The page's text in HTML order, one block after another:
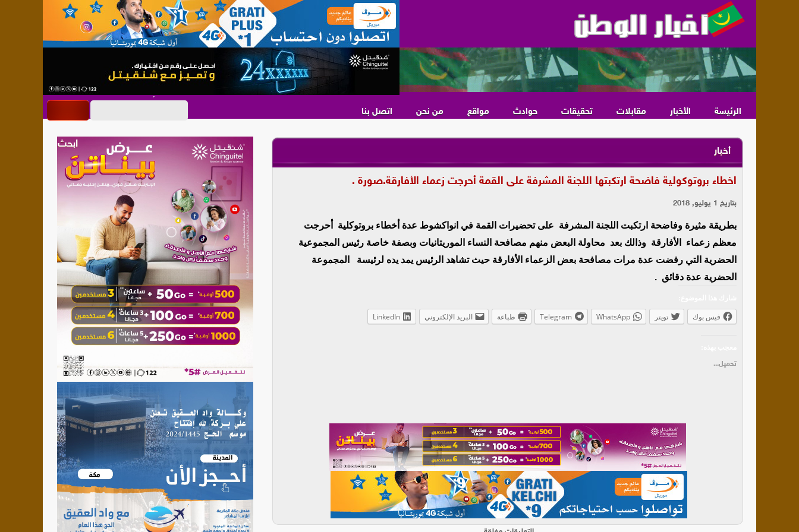
الرئيسة الأخبار مقابلات تحقيقات حوادث مواقع من نحن اتصل بنا
أخبار
اخطاء بروتوكولية فاضحة ارتكبتها اللجنة المشرفة على القمة أحرجت زعماء الأفارقة.صورة .
بتاريخ 1 يوليو, 2018
بطريقة مثيرة وفاضحة ارتكبت اللجنة المشرفة على تحضيرات القمة في انواكشوط عدة أخطاء بروتوكلية أحرجت
معظم زعماء الأفارقة وذالك بعد محاولة البعض منهم مصافحة النساء الموريتانيات وبصفة خاصة رئيس المجموعية
الحضرية التي رفضت عدة مرات مصافحة بعض الزعماء الأفارقة حيث تشاهد الرئيس يمد يده لرئيسة المجموعة
الحضرية عدة دقائق .
فيس بوك تويتر WhatsApp
Telegram طباعة البريد الإلكتروني LinkedIn
تحميل...